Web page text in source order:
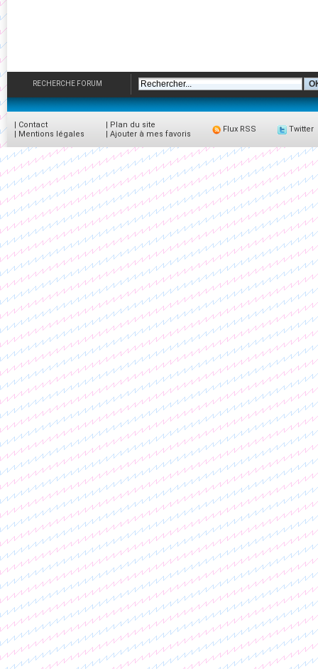
RECHERCHE FORUM
| Contact
| Mentions légales
| Plan du site
| Ajouter à mes favoris
Flux RSS Twitter